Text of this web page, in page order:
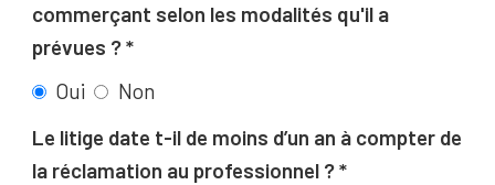
commerçant selon les modalités qu'il a
prévues ?
Oui
Non
Le litige date t-il de moins d’un an à compter de
la réclamation au professionnel ?